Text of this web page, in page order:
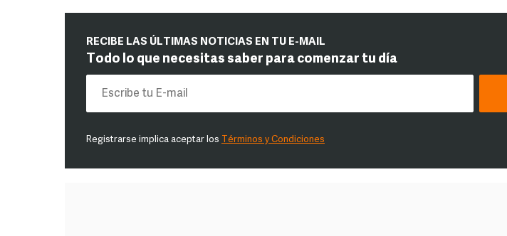
RECIBE LAS ÚLTIMAS NOTICIAS EN TU E-MAIL
Todo lo que necesitas saber para comenzar tu día
Registrarse implica aceptar los Términos y Condiciones